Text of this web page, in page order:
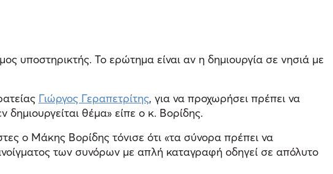
Το ερώτημα είναι αν η δημιουργία σε νησιά με
Γιώργος Γεραπετρίτης, για να προχωρήσει πρέπει να
θέμα» είπε ο κ. Βορίδης.
ο Μάκης Βορίδης τόνισε ότι «τα σύνορα πρέπει να
των συνόρων με απλή καταγραφή οδηγεί σε απόλυτο